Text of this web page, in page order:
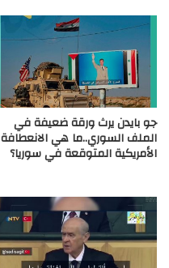
جو بايدن يرث ورقة ضعيفة في
الملف السوري..ما هي الانعطافة
الأمريكية المتوقعة في سوريا؟